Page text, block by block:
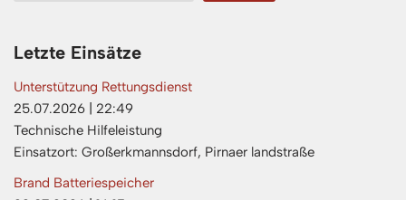
Letzte Einsätze
Unterstützung Rettungsdienst
25.07.2026
22:49
Technische Hilfeleistung
Einsatzort: Großerkmannsdorf, Pirnaer landstraße
Brand Batteriespeicher